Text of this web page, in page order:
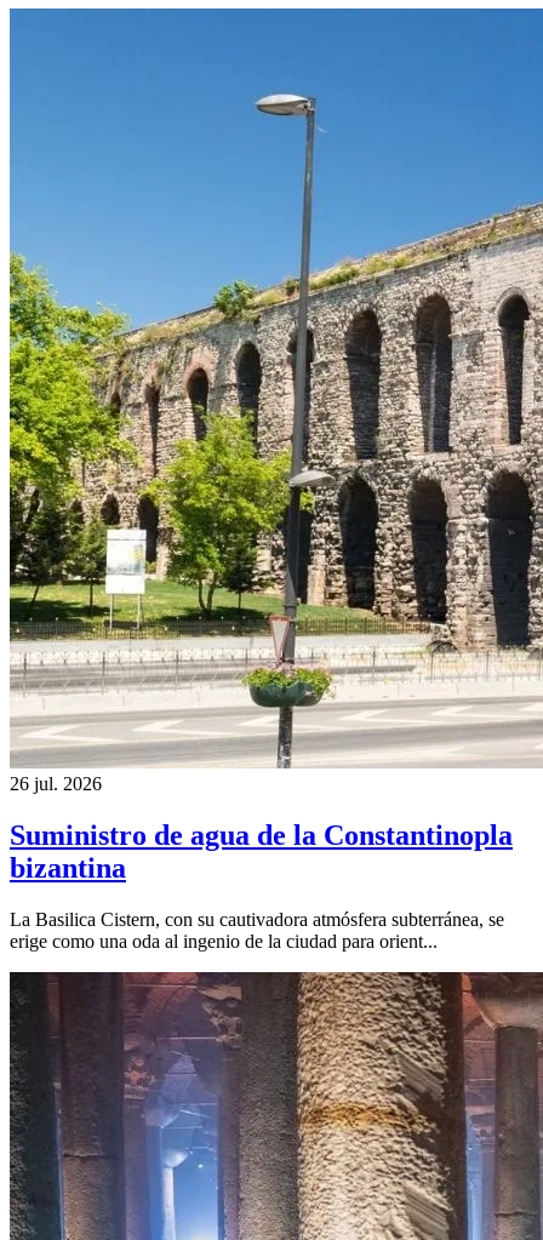
26 jul. 2026
Suministro de agua de la Constantinopla
bizantina
La Basilica Cistern, con su cautivadora atmósfera subterránea, se
erige como una oda al ingenio de la ciudad para orient...